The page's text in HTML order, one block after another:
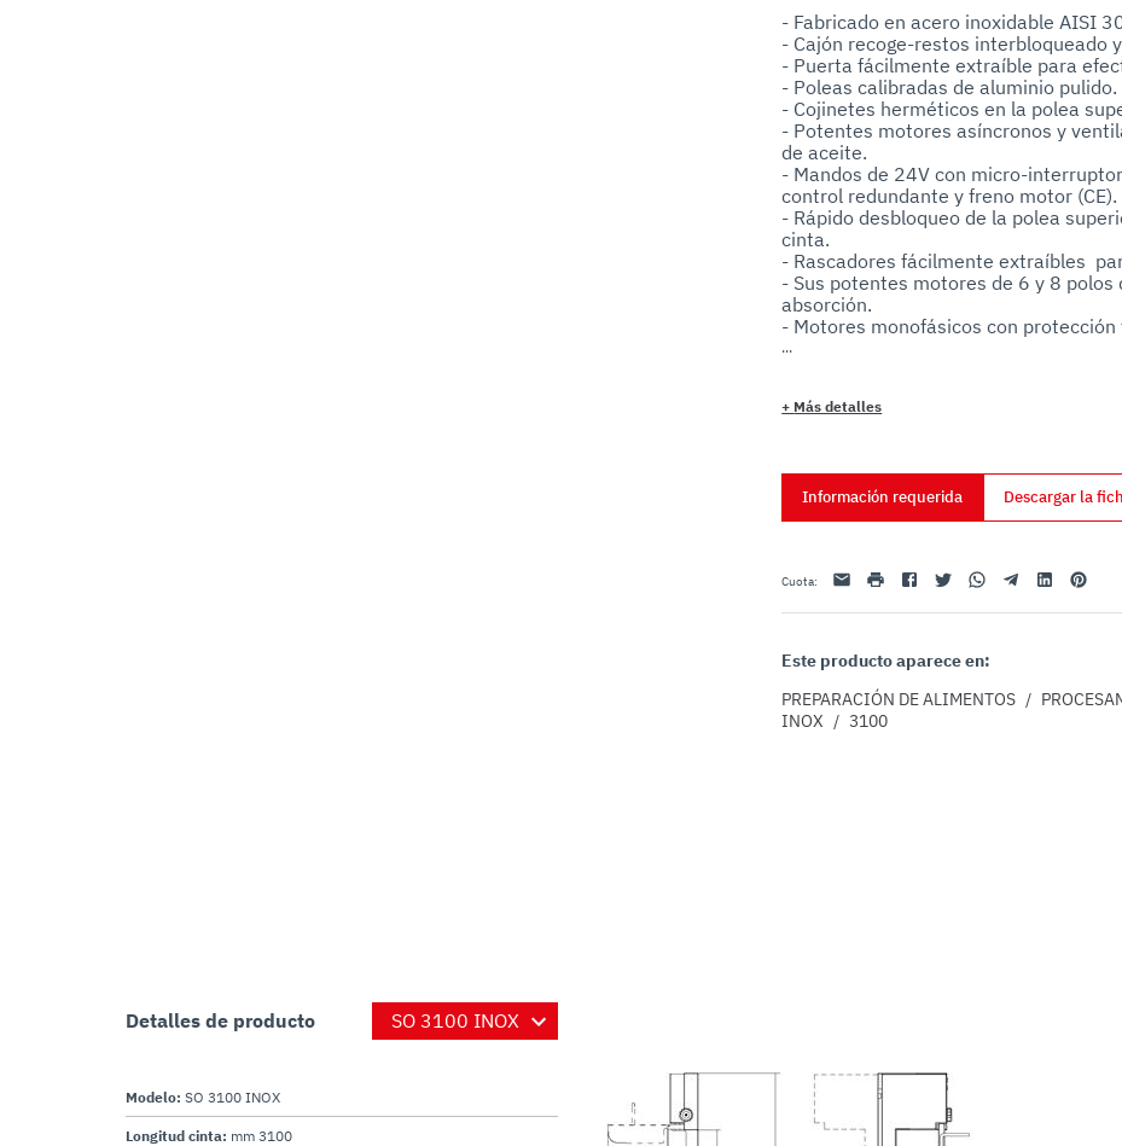
- Fabricado en acero inoxidable AISI
- Cajón recoge-restos interbloqueado
- Puerta fácilmente extraíble para
- Poleas calibradas de aluminio pulido.
- Cojinetes herméticos en la polea
- Potentes motores asíncronos y
de aceite.
- Mandos de 24V con micro-
control redundante y freno motor (CE).
- Rápido desbloqueo de la polea
cinta.
- Rascadores fácilmente extraíbles
- Sus potentes motores de 6 y 8
absorción.
- Motores monofásicos con
- Lavables con chorro de agua (pero no
congelado y fresco.
- Motores rápidos para el corte
+ Más detalles
Información requerida Descargar la
Cuota: Email impresiónFacebookTwitterWhatsappTelegramLinkedinPinterest
Este producto aparece en:
PREPARACIÓN DE ALIMENTOS /
INOX / 3100
Detalles de producto
Modelo: SO 3100 INOX
Longitud cinta: mm 3100